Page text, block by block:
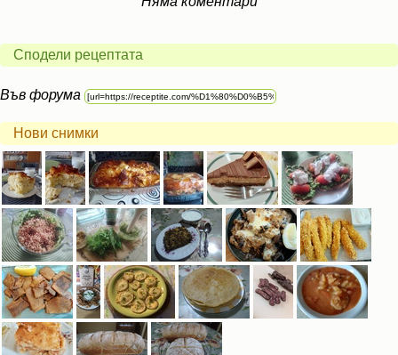
Сподели рецептата
Във форума
Нови снимки